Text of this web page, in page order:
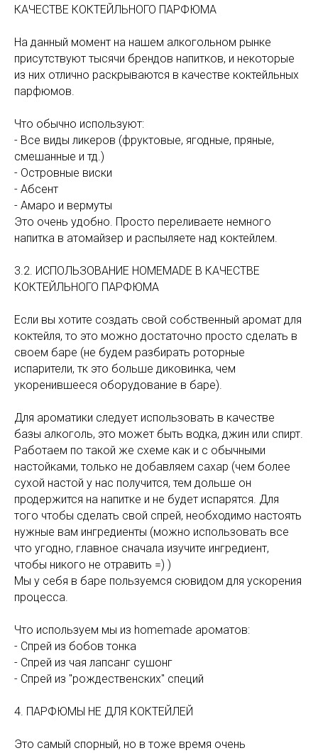
КАЧЕСТВЕ КОКТЕЙЛЬНОГО ПАРФЮМА
На данный момент на нашем алкогольном рынке
присутствуют тысячи брендов напитков, и некоторые
из них отлично раскрываются в качестве коктейльных
парфюмов.
Что обычно используют:
- Все виды ликеров (фруктовые, ягодные, пряные,
смешанные и тд.)
- Островные виски
- Абсент
- Амаро и вермуты
Это очень удобно. Просто переливаете немного
напитка в атомайзер и распыляете над коктейлем.
3.2. ИСПОЛЬЗОВАНИЕ HOMEMADE В КАЧЕСТВЕ
КОКТЕЙЛЬНОГО ПАРФЮМА
Если вы хотите создать свой собственный аромат для
коктейля, то это можно достаточно просто сделать в
своем баре (не будем разбирать роторные
испарители, тк это больше диковинка, чем
укоренившееся оборудование в баре).
Для ароматики следует использовать в качестве
базы алкоголь, это может быть водка, джин или спирт.
Работаем по такой же схеме как и с обычными
настойками, только не добавляем сахар (чем более
сухой настой у нас получится, тем дольше он
продержится на напитке и не будет испарятся. Для
того чтобы сделать свой спрей, необходимо настоять
нужные вам ингредиенты (можно использовать все
что угодно, главное сначала изучите ингредиент,
чтобы никого не отравить =) )
Мы у себя в баре пользуемся сювидом для ускорения
процесса.
Что используем мы из homemade ароматов:
- Спрей из бобов тонка
- Спрей из чая лапсанг сушонг
- Спрей из "рождественских" специй
4. ПАРФЮМЫ НЕ ДЛЯ КОКТЕЙЛЕЙ
Это самый спорный, но в тоже время очень